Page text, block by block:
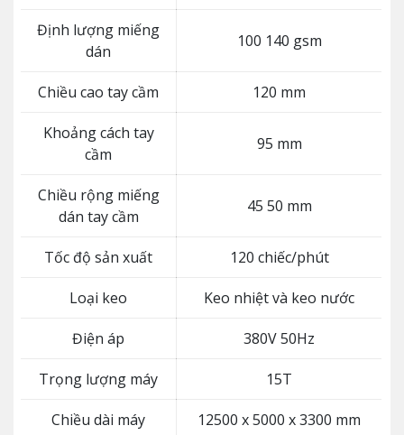
Định lượng miếng
dán
100 140 gsm
Chiều cao tay cầm 120 mm
Khoảng cách tay
cầm
95 mm
Chiều rộng miếng
dán tay cầm
45 50 mm
Tốc độ sản xuất 120 chiếc/phút
Loại keo Keo nhiệt và keo nước
Điện áp 380V 50Hz
Trọng lượng máy 15T
Chiều dài máy 12500 x 5000 x 3300 mm